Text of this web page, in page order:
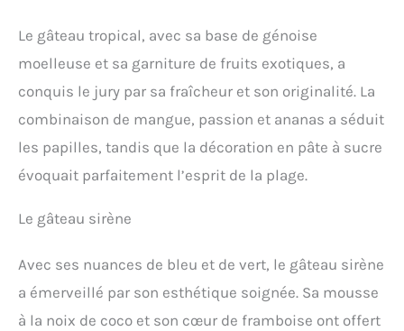
Le gâteau tropical, avec sa base de génoise
moelleuse et sa garniture de fruits exotiques, a
conquis le jury par sa fraîcheur et son originalité. La
combinaison de mangue, passion et ananas a séduit
les papilles, tandis que la décoration en pâte à sucre
évoquait parfaitement l’esprit de la plage.
Le gâteau sirène
Avec ses nuances de bleu et de vert, le gâteau sirène
a émerveillé par son esthétique soignée. Sa mousse
à la noix de coco et son cœur de framboise ont offert